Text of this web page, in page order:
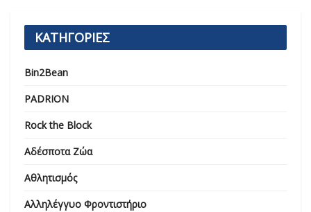
ΚΑΤΗΓΟΡΙΕΣ
Bin2Bean
PADRION
Rock the Block
Αδέσποτα Ζώα
Αθλητισμός
Αλληλέγγυο Φροντιστήριο